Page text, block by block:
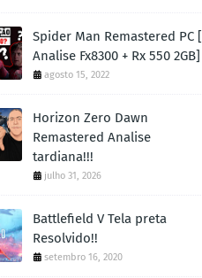
Spider Man Remastered PC [
Analise Fx8300 + Rx 550 2GB]
agosto 15, 2022
Horizon Zero Dawn
Remastered Analise
tardiana!!!
julho 31, 2026
Battlefield V Tela preta
Resolvido!!
setembro 16, 2020